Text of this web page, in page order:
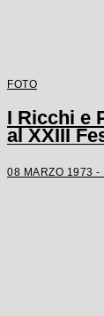
FOTO
I Ricchi e
al XXIII
08 MARZO 1973 -